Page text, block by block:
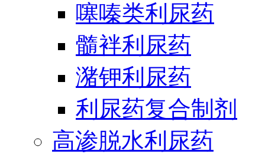
噻嗪类利尿药
髓袢利尿药
潴钾利尿药
利尿药复合制剂
高渗脱水利尿药